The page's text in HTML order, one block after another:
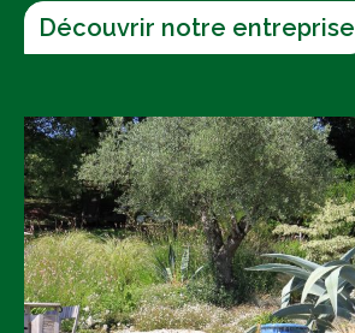
Découvrir notre entreprise